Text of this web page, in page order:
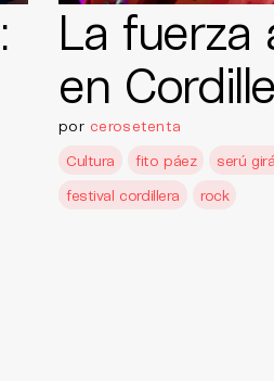
La fuerza
en
por cerosetenta
Cultura
fito páez serú
festival cordillera
rock